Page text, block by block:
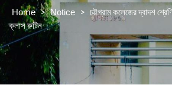
Home > Notice > চট্টগ্রাম কলেজের দ্বাদশ
ক্লাস রুটিন